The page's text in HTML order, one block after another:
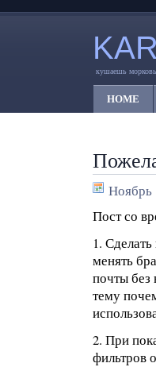
кушаешь
HOME
Ноябрь
Пост со
1.
менять
почты без
тему
2. При
фильтров